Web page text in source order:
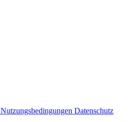
Nutzungsbedingungen Datenschutz